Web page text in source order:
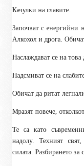
Качулки на главите.
Започват с енергийни
Алкохол и дрога.
Наслаждават се на това
Надсмиват се на
Обичат да ритат
Мразят повече,
Те са като
надолу. Техният
силата. Разбирането за